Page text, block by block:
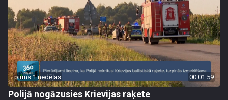
pirms 1 nedēļas 00:01:59
Polijā nogāzusies Krievijas raķete